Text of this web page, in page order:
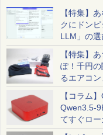
【特集】
クにドン
LLM」の
【特集】
ぽ！千円
るエアコン
ッズ一挙紹
【コラム
Qwen3.5-
てすぐロー
PC「SER9